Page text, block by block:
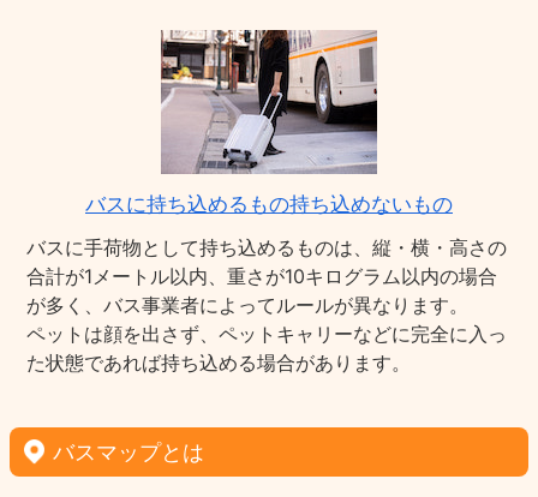
バスに持ち込めるもの持ち込めないもの
バスに手荷物として持ち込めるものは、縦・横・高さの
合計が1メートル以内、重さが10キログラム以内の場合
が多く、バス事業者によってルールが異なります。
ペットは顔を出さず、ペットキャリーなどに完全に入っ
た状態であれば持ち込める場合があります。
バスマップとは